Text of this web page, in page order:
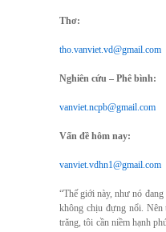
Thơ:
tho.vanviet.vd@gmail.com
Nghiên cứu – Phê bình:
vanviet.ncpb@gmail.com
Vấn đề hôm nay:
vanviet.vdhn1@gmail.com
“Thế giới này, như nó đang
không chịu đựng nổi. Nên
trăng, tôi cần niềm hạnh